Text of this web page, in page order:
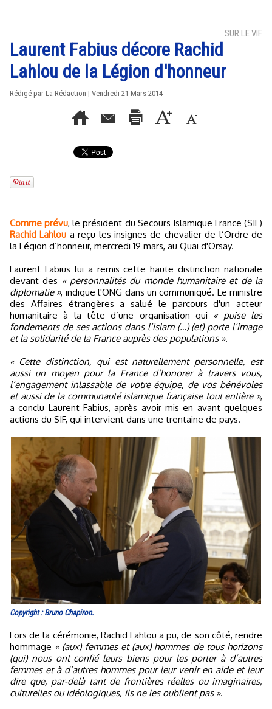
SUR LE VIF
Laurent Fabius décore Rachid
Lahlou de la Légion d'honneur
Rédigé par La Rédaction | Vendredi 21 Mars 2014
Comme prévu, le président du Secours Islamique France (SIF)
Rachid Lahlou a reçu les insignes de chevalier de l’Ordre de
la Légion d’honneur, mercredi 19 mars, au Quai d'Orsay.
Laurent Fabius lui a remis cette haute distinction nationale
devant des « personnalités du monde humanitaire et de la
diplomatie », indique l'ONG dans un communiqué. Le ministre
des Affaires étrangères a salué le parcours d'un acteur
humanitaire à la tête d’une organisation qui « puise les
fondements de ses actions dans l’islam (…) (et) porte l’image
et la solidarité de la France auprès des populations ».
« Cette distinction, qui est naturellement personnelle, est
aussi un moyen pour la France d’honorer à travers vous,
l’engagement inlassable de votre équipe, de vos bénévoles
et aussi de la communauté islamique française tout entière »,
a conclu Laurent Fabius, après avoir mis en avant quelques
actions du SIF, qui intervient dans une trentaine de pays.
Copyright : Bruno Chapiron.
Lors de la cérémonie, Rachid Lahlou a pu, de son côté, rendre
hommage « (aux) femmes et (aux) hommes de tous horizons
(qui) nous ont confié leurs biens pour les porter à d’autres
femmes et à d’autres hommes pour leur venir en aide et leur
dire que, par-delà tant de frontières réelles ou imaginaires,
culturelles ou idéologiques, ils ne les oublient pas ».